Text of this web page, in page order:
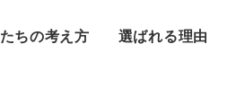
ちの考え方 選ばれる理由